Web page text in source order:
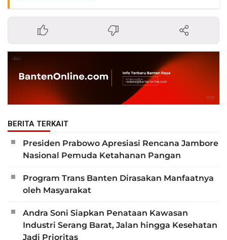
BERITA TERKAIT
Presiden Prabowo Apresiasi Rencana Jambore
Nasional Pemuda Ketahanan Pangan
Program Trans Banten Dirasakan Manfaatnya
oleh Masyarakat
Andra Soni Siapkan Penataan Kawasan
Industri Serang Barat, Jalan hingga Kesehatan
Jadi Prioritas